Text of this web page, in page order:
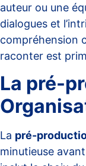
auteur ou une
dialogues et
compréhension
raconter est
La pré-
La pré-
minutieuse